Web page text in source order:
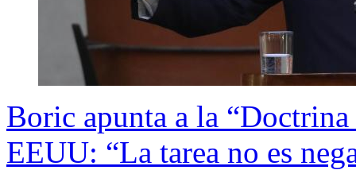
Boric apunta a la
EEUU: “La tarea no es